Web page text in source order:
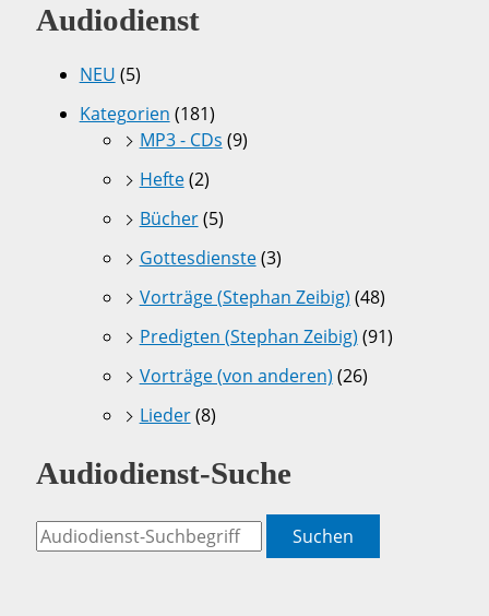
Audiodienst
NEU (5)
Kategorien (181)
MP3 - CDs (9)
Hefte(2)
Bücher(5)
Gottesdienste(3)
Vorträge (Stephan Zeibig) (48)
Predigten (Stephan Zeibig) (91)
Vorträge (von anderen) (26)
Lieder(8)
Audiodienst-Suche
Suchen